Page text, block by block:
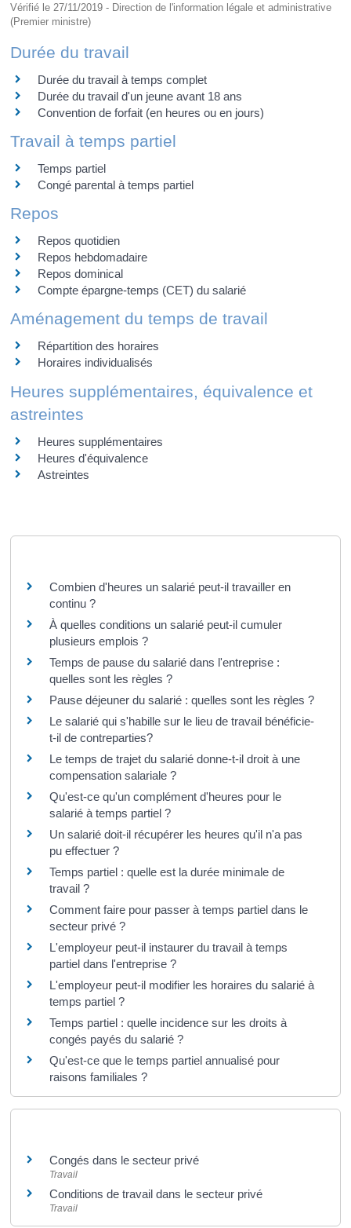
Vérifié le 27/11/2019 - Direction de l'information légale et administrative
(Premier ministre)
Durée du travail
Durée du travail à temps complet
Durée du travail d'un jeune avant 18 ans
Convention de forfait (en heures ou en jours)
Travail à temps partiel
Temps partiel
Congé parental à temps partiel
Repos
Repos quotidien
Repos hebdomadaire
Repos dominical
Compte épargne-temps (CET) du salarié
Aménagement du temps de travail
Répartition des horaires
Horaires individualisés
Heures supplémentaires, équivalence et
astreintes
Heures supplémentaires
Heures d'équivalence
Astreintes
Combien d'heures un salarié peut-il travailler en
continu ?
À quelles conditions un salarié peut-il cumuler
plusieurs emplois ?
Temps de pause du salarié dans l'entreprise :
quelles sont les règles ?
Pause déjeuner du salarié : quelles sont les règles ?
Le salarié qui s'habille sur le lieu de travail bénéficie-
t-il de contreparties?
Le temps de trajet du salarié donne-t-il droit à une
compensation salariale ?
Qu'est-ce qu'un complément d'heures pour le
salarié à temps partiel ?
Un salarié doit-il récupérer les heures qu'il n'a pas
pu effectuer ?
Temps partiel : quelle est la durée minimale de
travail ?
Comment faire pour passer à temps partiel dans le
secteur privé ?
L'employeur peut-il instaurer du travail à temps
partiel dans l'entreprise ?
L'employeur peut-il modifier les horaires du salarié à
temps partiel ?
Temps partiel : quelle incidence sur les droits à
congés payés du salarié ?
Qu'est-ce que le temps partiel annualisé pour
raisons familiales ?
Congés dans le secteur privé
Travail
Conditions de travail dans le secteur privé
Travail